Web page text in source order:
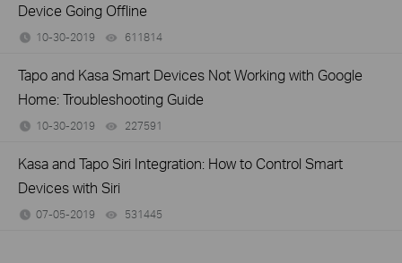
Device Going Offline
10-30-2019 611814
Tapo and Kasa Smart Devices Not Working with Google
Home: Troubleshooting Guide
10-30-2019 227591
Kasa and Tapo Siri Integration: How to Control Smart
Devices with Siri
07-05-2019 531445